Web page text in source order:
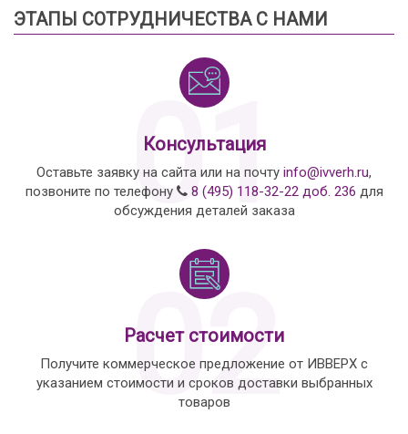
ЭТАПЫ СОТРУДНИЧЕСТВА С НАМИ
01
Консультация
Оставьте заявку на сайта или на почту info@ivverh.ru,
позвоните по телефону
8 (495) 118-32-22 доб. 236 для
обсуждения деталей заказа
02
Расчет стоимости
Получите коммерческое предложение от ИВВЕРХ с
указанием стоимости и сроков доставки выбранных
товаров